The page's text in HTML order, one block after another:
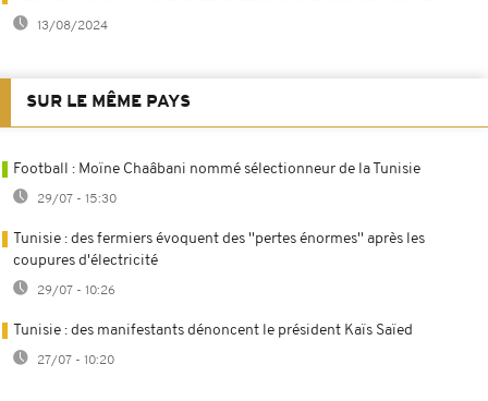
13/08/2024
SUR LE MÊME PAYS
Football : Moïne Chaâbani nommé sélectionneur de la Tunisie
29/07 - 15:30
Tunisie : des fermiers évoquent des ''pertes énormes'' après les
coupures d'électricité
29/07 - 10:26
Tunisie : des manifestants dénoncent le président Kaïs Saïed
27/07 - 10:20